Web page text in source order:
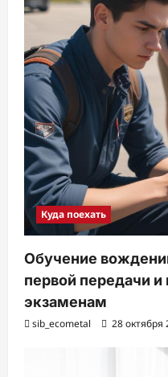
Куда поехать
Обучение
первой передачи и
экзаменам
sib_ecometal 28 октября